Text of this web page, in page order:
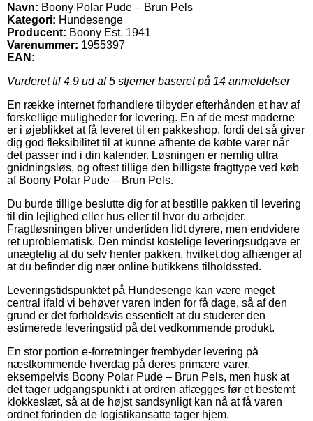
Navn: Boony Polar Pude – Brun Pels
Kategori: Hundesenge
Producent: Boony Est. 1941
Varenummer: 1955397
EAN:
Vurderet til 4.9 ud af 5 stjerner baseret på 14 anmeldelser
En række internet forhandlere tilbyder efterhånden et hav af
forskellige muligheder for levering. En af de mest moderne
er i øjeblikket at få leveret til en pakkeshop, fordi det så giver
dig god fleksibilitet til at kunne afhente de købte varer når
det passer ind i din kalender. Løsningen er nemlig ultra
gnidningsløs, og oftest tillige den billigste fragttype ved køb
af Boony Polar Pude – Brun Pels.
Du burde tillige beslutte dig for at bestille pakken til levering
til din lejlighed eller hus eller til hvor du arbejder.
Fragtløsningen bliver undertiden lidt dyrere, men endvidere
ret uproblematisk. Den mindst kostelige leveringsudgave er
unægtelig at du selv henter pakken, hvilket dog afhænger af
at du befinder dig nær online butikkens tilholdssted.
Leveringstidspunktet på Hundesenge kan være meget
central ifald vi behøver varen inden for få dage, så af den
grund er det forholdsvis essentielt at du studerer den
estimerede leveringstid på det vedkommende produkt.
En stor portion e-forretninger frembyder levering på
næstkommende hverdag på deres primære varer,
eksempelvis Boony Polar Pude – Brun Pels, men husk at
det tager udgangspunkt i at ordren aflægges før et bestemt
klokkeslæt, så at de højst sandsynligt kan nå at få varen
ordnet forinden de logistikansatte tager hjem.